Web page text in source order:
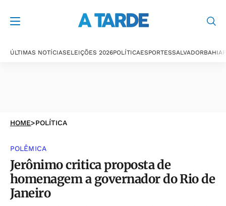
ÚLTIMAS NOTÍCIASELEIÇÕES 2026POLÍTICAESPORTESSALVADORBAHIA
HOME>POLÍTICA
POLÊMICA
Jerônimo critica proposta de
homenagem a governador do Rio de
Janeiro